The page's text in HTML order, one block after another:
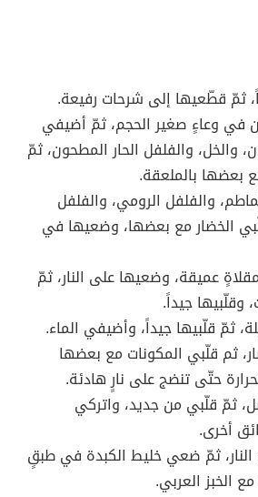
ثمّ قطّعيها إلى شرحات رفيعة.
في وعاءٍ صغير الحجم، ثمّ أضيفي
والخل، والفلفل الحار المطحون، ثمّ
بعضها بالملعقة.
والفلفل الرومي، والفلفل
الخضار مع بعضها، وضعيها في
عميقة، وضعيها على النار، ثمّ
وقلّبيها جيداً.
ثمّ قلّبيها جيداً، وأضيفي الماء.
ثم قلّبي المكونات مع بعضها
حتّى تنضج على نارٍ هادئة.
ثمّ قلّبي من جديد، واتركي
أخرى.
النار، ثمّ ضعي خليط الكبدة في طبقٍ
الخبز العربي.